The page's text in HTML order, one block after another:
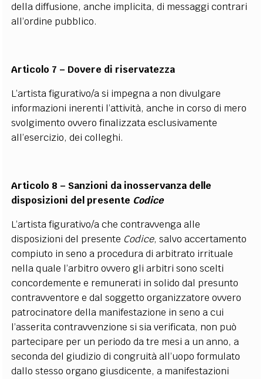
della diffusione, anche implicita, di messaggi contrari
all’ordine pubblico.
Articolo 7 – Dovere di riservatezza
L’artista figurativo/a si impegna a non divulgare
informazioni inerenti l’attività, anche in corso di mero
svolgimento ovvero finalizzata esclusivamente
all’esercizio, dei colleghi.
Articolo 8 – Sanzioni da inosservanza delle
disposizioni del presente Codice
L’artista figurativo/a che contravvenga alle
disposizioni del presente Codice, salvo accertamento
compiuto in seno a procedura di arbitrato irrituale
nella quale l’arbitro ovvero gli arbitri sono scelti
concordemente e remunerati in solido dal presunto
contravventore e dal soggetto organizzatore ovvero
patrocinatore della manifestazione in seno a cui
l’asserita contravvenzione si sia verificata, non può
partecipare per un periodo da tre mesi a un anno, a
seconda del giudizio di congruità all’uopo formulato
dallo stesso organo giusdicente, a manifestazioni